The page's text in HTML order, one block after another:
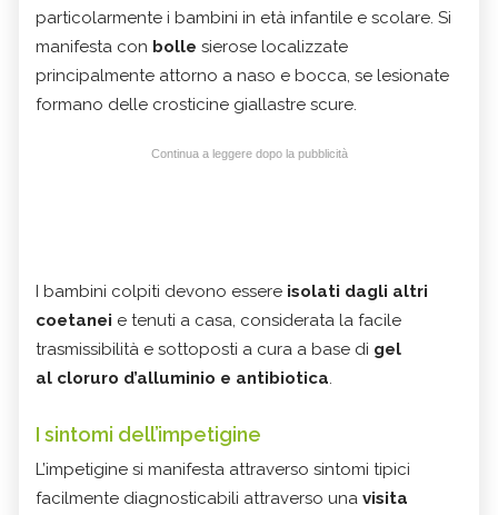
particolarmente i bambini in età infantile e scolare. Si
manifesta con bolle sierose localizzate
principalmente attorno a naso e bocca, se lesionate
formano delle crosticine giallastre scure.
Continua a leggere dopo la pubblicità
I bambini colpiti devono essere isolati dagli altri
coetanei e tenuti a casa, considerata la facile
trasmissibilità e sottoposti a cura a base di gel
al cloruro d’alluminio e antibiotica.
I sintomi dell’impetigine
L’impetigine si manifesta attraverso sintomi tipici
facilmente diagnosticabili attraverso una visita